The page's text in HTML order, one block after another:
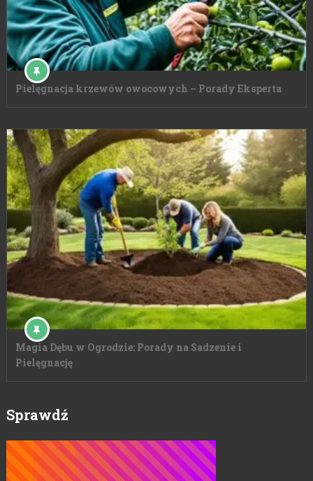
Pielęgnacja krzewów owocowych – Porady Eksperta
Magia Dębu w Ogrodzie: Porady na Sadzenie i
Pielęgnację
Sprawdź